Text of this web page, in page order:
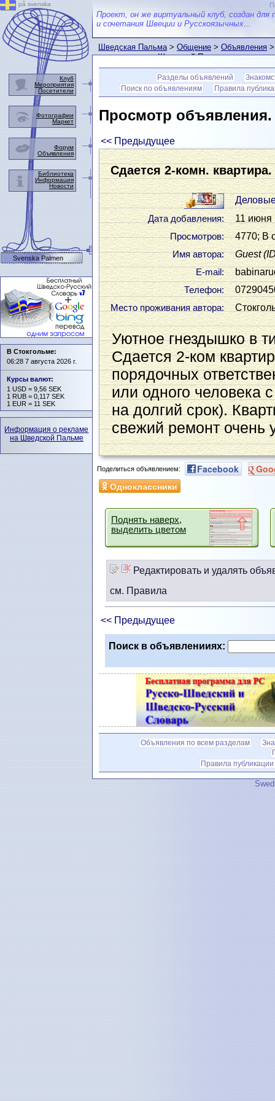
Проект, он же виртуальный клуб, создан для
и сочетания Швеции и Русскоязычных...
Шведская Пальма>Общение>Объявления>
пользователем Шведской Пальмы
Разделы объявлений
Поиск по объявлениям
Правила
Просмотр
<< Предыдущее
Сдается 2-комн.
Дата добавления: 11 июня
Просмотров: 4770; В
Имя автора: Guest
Е-mail:
Телефон:
Место проживания автора:
Уютное гнездышко в
Сдается 2-ком
порядочных
или одного человека
на долгий срок).
свежий ремонт очень
Поделиться объявлением: Facebook
Одноклассники
Поднять наверх,
выделить цветом
Редактировать и удалять
см. Правила
<< Предыдущее
Поиск в объявленииях:
Объявления по всем разделам
Правила публикации
på svenska
Клуб
Мероприятия
Посетители
Фотографии
Маркет
Форум
Объявления
Библиотека
Информация
Новости
Svenska Palmen
В Стокгольме:
06:28 7 августа 2026 г.
Курсы валют:
1 USD = 9,56 SEK
1 RUB = 0,117 SEK
1 EUR = 11 SEK
Информация о рекламе
на Шведской Пальме